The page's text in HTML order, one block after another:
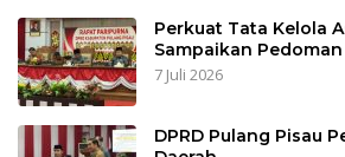
Perkuat Tata Kelola
Sampaikan Pedoman
7 Juli 2026
DPRD Pulang Pisau